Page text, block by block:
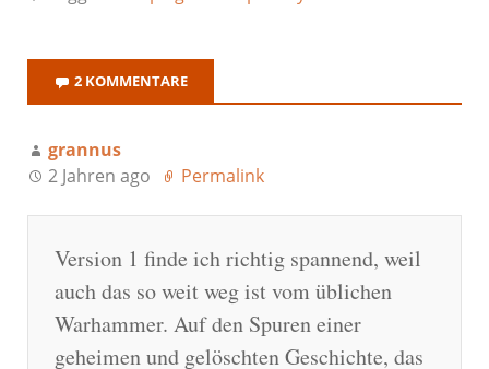
2 KOMMENTARE
grannus
2 Jahren ago
Permalink
Version 1 finde ich richtig spannend, weil
auch das so weit weg ist vom üblichen
Warhammer. Auf den Spuren einer
geheimen und gelöschten Geschichte, das